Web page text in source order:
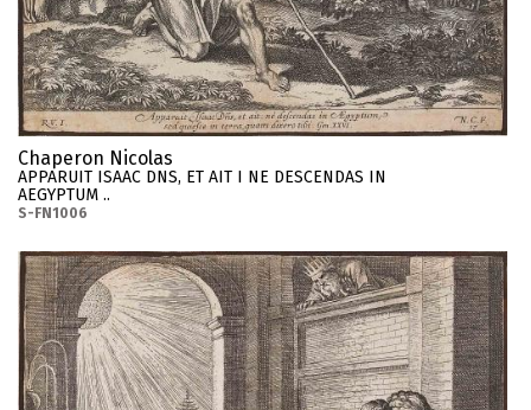
Chaperon Nicolas
APPARUIT ISAAC DNS, ET AIT I NE DESCENDAS IN
AEGYPTUM ..
S-FN1006